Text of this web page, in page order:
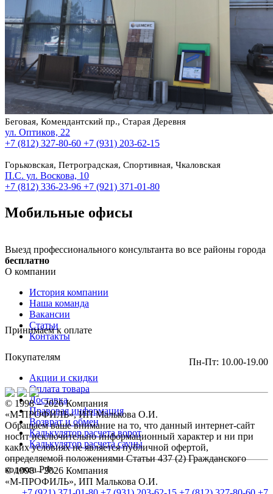
Беговая, Комендантский пр., Старая Деревня
ул. Оптиков, 22
+7 (812) 327-80-60 +7 (931) 203-62-15
Горьковская, Петроградская, Спортивная, Чкаловская
П.С. ул. Воскова, 10
+7 (812) 336-23-96 +7 (921) 371-01-80
Мобильные офисы
Выезд профессионального консультанта во все районы города
бесплатно
О компании
История компании
Наша команда
Вакансии
Статьи
Контакты
Покупателям
Акции и скидки
Оплата товара
Доставка
Правовая информация
Возврат и обмен
Калькулятор расчета ворот
Калькулятор расчета сауны
© 1998 – 2026 Компания
«М-ПРОФИЛЬ», ИП Малькова О.И.
Принимаем к оплате
Пн-Пт: 10.00-19.00
© 1998 – 2026 Компания
«М-ПРОФИЛЬ», ИП Малькова О.И.
Обращаем ваше внимание на то, что данный интернет-сайт
носит исключительно информационный характер и ни при
каких условиях не является публичной офертой,
определяемой положениями Статьи 437 (2) Гражданского
кодекса РФ.